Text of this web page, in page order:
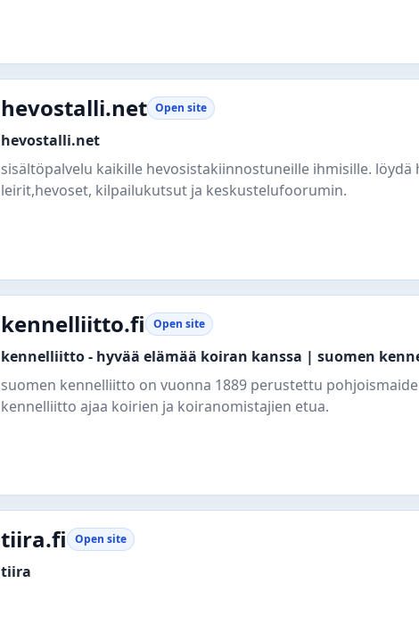
hevostalli.net Open site
hevostalli.net
sisältöpalvelu kaikille hevosistakiinnostuneille ihmisille.
leirit,hevoset, kilpailukutsut ja keskustelufoorumin.
kennelliitto.fi Open site
kennelliitto - hyvää elämää koiran kanssa | suomen
suomen kennelliitto on vuonna 1889 perustettu
kennelliitto ajaa koirien ja koiranomistajien etua.
tiira.fi Open site
tiira